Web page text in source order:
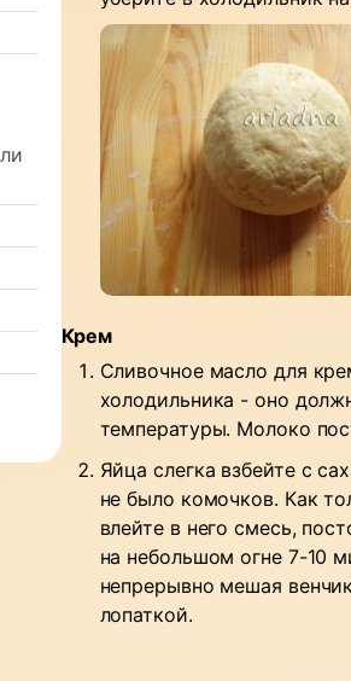
Крем
Сливочное масло для
холодильника - оно
температуры. Молоко
Яйца слегка взбейте с
не было комочков. Как
влейте в него смесь,
на небольшом огне 7-10
непрерывно мешая
лопаткой.